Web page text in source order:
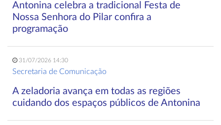
Antonina celebra a tradicional Festa de
Nossa Senhora do Pilar confira a
programação
31/07/2026 14:30
Secretaria de Comunicação
A zeladoria avança em todas as regiões
cuidando dos espaços públicos de Antonina